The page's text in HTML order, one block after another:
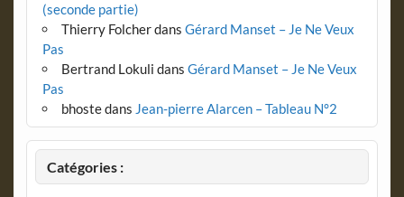
(seconde partie)
Thierry Folcherdans Gérard Manset – Je Ne Veux
Pas
Bertrand Lokuli dans Gérard Manset – Je Ne Veux
Pas
bhostedans Jean-pierre Alarcen – Tableau N°2
Catégories :